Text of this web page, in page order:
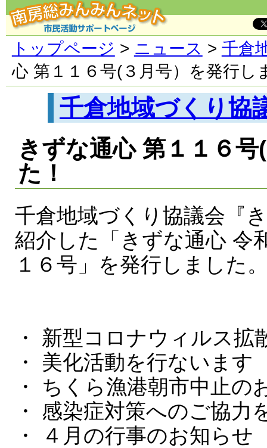
トップページ > ニュース > 千倉
心 第１１６号(３月号）を発行し
千倉地域づくり協
きずな通心 第１１６
た！
千倉地域づくり協議会『
紹介した「きずな通心 令
１６号」を発行しました
・ 新型コロナウィルス
・ 美化活動を行ないま
・ ちくら漁港朝市中止の
・ 感染症対策へのご協力
・ ４月の行事のお知らせ